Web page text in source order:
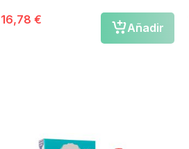
16,78 €
Añadir